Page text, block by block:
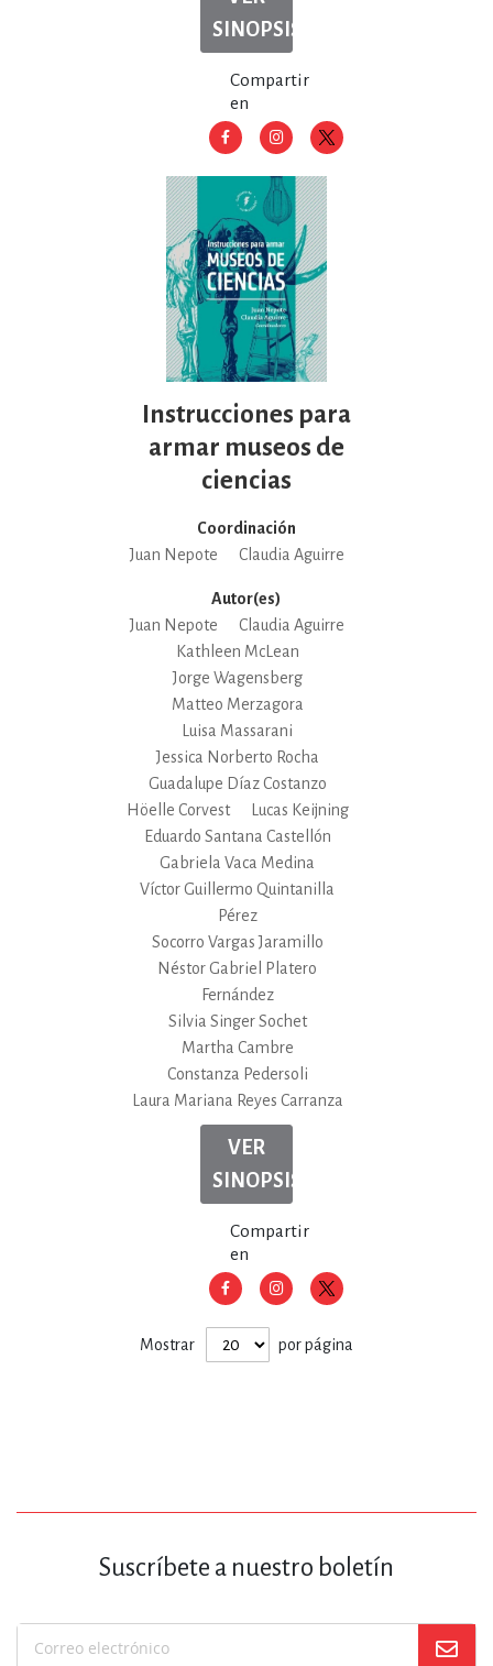
SINOPSIS
Compartir
en
Instrucciones para
armar museos de
ciencias
Coordinación
Juan Nepote
Claudia Aguirre
Autor(es)
Juan Nepote
Claudia Aguirre
Kathleen McLean
Jorge Wagensberg
Matteo Merzagora
Luisa Massarani
Jessica Norberto Rocha
Guadalupe Díaz Costanzo
Höelle Corvest
Lucas Keijning
Eduardo Santana Castellón
Gabriela Vaca Medina
Víctor Guillermo Quintanilla
Pérez
Socorro Vargas Jaramillo
Néstor Gabriel Platero
Fernández
Silvia Singer Sochet
Martha Cambre
Constanza Pedersoli
Laura Mariana Reyes Carranza
VER
SINOPSIS
Compartir
en
Mostrar por página
Suscríbete a nuestro boletín
Suscríbase